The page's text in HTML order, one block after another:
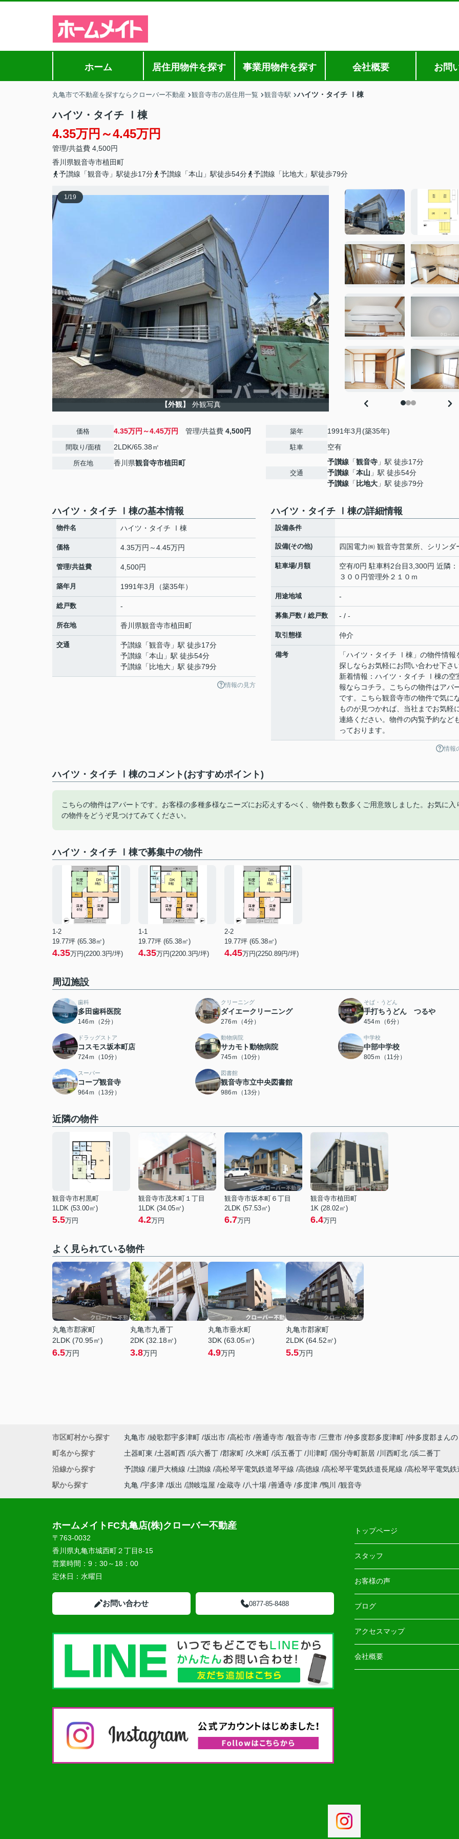
ホーム 居住用物件を探す 事業用物件を探す 会社概要 お問
丸亀市で不動産を探すならクローバー不動産 観音寺市の居住用一覧 観音寺駅 ハイツ・タイチ Ⅰ棟
ハイツ・タイチ Ⅰ棟
4.35万円～4.45万円
管理/共益費 4,500円
香川県観音寺市植田町
予讃線「観音寺」駅徒歩17分
予讃線「本山」駅徒歩54分 予讃線「比地大」駅徒歩79分
1/19
【外観】 外観写真
価格 4.35万円～4.45万円 管理/共益費 4,500円
間取り/面積 2LDK/65.38㎡
所在地 香川県観音寺市植田町
築年 1991年3月(築35年)
駐車 空有
交通
予讃線 「観音寺 」駅 徒歩17分
予讃線 「本山 」駅 徒歩54分
予讃線 「 比地大 」駅 徒歩79分
ハイツ・タイチ Ⅰ棟の基本情報
物件名 ハイツ・タイチ Ⅰ棟
価格 4.35万円～4.45万円
管理/共益費 4,500円
築年月 1991年3月（築35年）
総戸数 -
所在地 香川県観音寺市植田町
交通 予讃線 「観音寺 」駅 徒歩17分
予讃線 「本山 」駅 徒歩54分
予讃線 「 比地大 」駅 徒歩79分
情報の見方
ハイツ・タイチ Ⅰ棟の詳細情報
設備条件
設備(その他) 四国電力㈱ 観音寺営業所、シリンダ
駐車場/月額
空有/0円 駐車料2台目3,300円 近隣：
３００円管理外２１０ｍ
用途地域 -
募集戸数 / 総戸数 - / -
取引態様 仲介
備考
「ハイツ・タイチ Ⅰ棟」の物件情報
探しならお気軽にお問い合わせ下さい
新着情報：ハイツ・タイチ Ⅰ棟の空
報ならコチラ。こちらの物件はアパ
です。こちら観音寺市の物件で気に
ものが見つかれば、当社までお気軽
連絡ください。物件の内覧予約など
っております。
情報
ハイツ・タイチ Ⅰ棟のコメント(おすすめポイント)
こちらの物件はアパートです。お客様の多種多様なニーズにお応えするべく、物件数も数多くご用意致しました。お気に入
の物件をどうぞ見つけてみてください。
ハイツ・タイチ Ⅰ棟で募集中の物件
1-2
19.77坪 (65.38㎡)
4.35万円(2200.3円/坪)
1-1
19.77坪 (65.38㎡)
4.35万円(2200.3円/坪)
2-2
19.77坪 (65.38㎡)
4.45万円(2250.89円/坪)
周辺施設
歯科
多田歯科医院
146ｍ（2分）
クリーニング
ダイエークリーニング
276ｍ（4分）
そば・うどん
手打ちうどん つるや
454ｍ（6分）
ドラッグストア
コスモス坂本町店
724ｍ（10分）
動物病院
サカモト動物病院
745ｍ（10分）
中学校
中部中学校
805ｍ（11分）
スーパー
コープ観音寺
964ｍ（13分）
図書館
観音寺市立中央図書館
986ｍ（13分）
近隣の物件
観音寺市村黒町
1LDK (53.00㎡)
5.5万円
観音寺市茂木町１丁目
1LDK (34.05㎡)
4.2万円
観音寺市坂本町６丁目
2LDK (57.53㎡)
6.7万円
観音寺市植田町
1K (28.02㎡)
6.4万円
よく見られている物件
丸亀市郡家町
2LDK (70.95㎡)
6.5万円
丸亀市九番丁
2DK (32.18㎡)
3.8万円
丸亀市垂水町
3DK (63.05㎡)
4.9万円
丸亀市郡家町
2LDK (64.52㎡)
5.5万円
市区町村から探す 丸亀市 綾歌郡宇多津町 坂出市 高松市 善通寺市 観音寺市 三豊市 仲多度郡多度津町 仲多度郡まん
町名から探す
土器町東 土器町西 浜六番丁 郡家町 久米町 浜五番丁 川津町 国分寺町新居 川西町北 浜二番丁
沿線から探す
予讃線 瀬戸大橋線 土讃線 高松琴平電気鉄道琴平線 高徳線 高松琴平電気鉄道長尾線 高松琴平電気鉄
駅から探す
丸亀 宇多津 坂出 讃岐塩屋 金蔵寺 八十場 善通寺 多度津 鴨川 観音寺
ホームメイトFC丸亀店(株)クローバー不動産
〒763-0032
香川県丸亀市城西町２丁目8-15
営業時間： 9：30～18：00
定休日： 水曜日
お問い合わせ 0877-85-8488
トップページ
スタッフ
お客様の声
ブログ
アクセスマップ
会社概要